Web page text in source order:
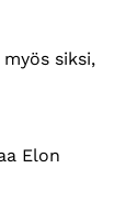
myös siksi,
Elon